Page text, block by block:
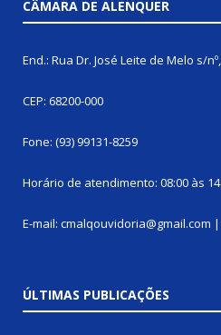
CÂMARA DE ALENQUER
End.: Rua Dr. José Leite de Melo s/
CEP: 68200-000
Fone: (93) 99131-8259
Horário de atendimento: 08:00 às
E-mail: cmalqouvidoria@gmail.com
ÚLTIMAS PUBLICAÇÕES